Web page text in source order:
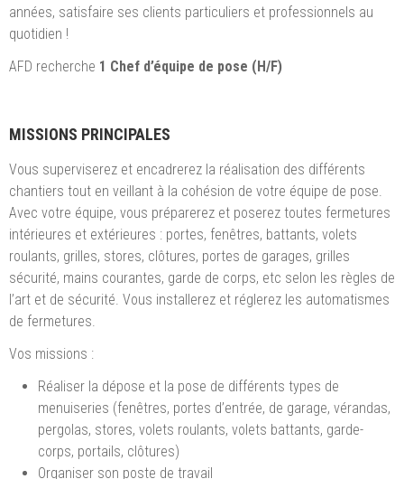
années, satisfaire ses clients particuliers et professionnels au
quotidien !
AFD recherche 1 Chef d’équipe de pose (H/F)
MISSIONS PRINCIPALES
Vous superviserez et encadrerez la réalisation des différents
chantiers tout en veillant à la cohésion de votre équipe de pose.
Avec votre équipe, vous préparerez et poserez toutes fermetures
intérieures et extérieures : portes, fenêtres, battants, volets
roulants, grilles, stores, clôtures, portes de garages, grilles
sécurité, mains courantes, garde de corps, etc selon les règles de
l’art et de sécurité. Vous installerez et réglerez les automatismes
de fermetures.
Vos missions :
Réaliser la dépose et la pose de différents types de
menuiseries (fenêtres, portes d’entrée, de garage, vérandas,
pergolas, stores, volets roulants, volets battants, garde-
corps, portails, clôtures)
Organiser son poste de travail